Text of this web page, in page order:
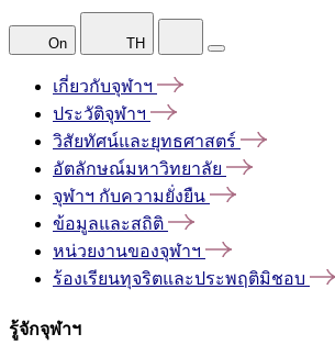
On TH
เกี่ยวกับจุฬาฯ
ประวัติจุฬาฯ
วิสัยทัศน์และยุทธศาสตร์
อัตลักษณ์มหาวิทยาลัย
จุฬาฯ กับความยั่งยืน
ข้อมูลและสถิติ
หน่วยงานของจุฬาฯ
ร้องเรียนทุจริตและประพฤติมิชอบ
รู้จักจุฬาฯ